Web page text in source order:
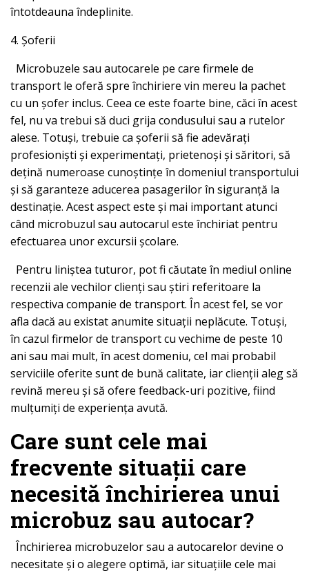
întotdeauna îndeplinite.
4. Șoferii
Microbuzele sau autocarele pe care firmele de
transport le oferă spre închiriere vin mereu la pachet
cu un șofer inclus. Ceea ce este foarte bine, căci în acest
fel, nu va trebui să duci grija condusului sau a rutelor
alese. Totuși, trebuie ca șoferii să fie adevărați
profesioniști și experimentați, prietenoși și săritori, să
dețină numeroase cunoștințe în domeniul transportului
și să garanteze aducerea pasagerilor în siguranță la
destinație. Acest aspect este și mai important atunci
când microbuzul sau autocarul este închiriat pentru
efectuarea unor excursii școlare.
Pentru liniștea tuturor, pot fi căutate în mediul online
recenzii ale vechilor clienți sau știri referitoare la
respectiva companie de transport. În acest fel, se vor
afla dacă au existat anumite situații neplăcute. Totuși,
în cazul firmelor de transport cu vechime de peste 10
ani sau mai mult, în acest domeniu, cel mai probabil
serviciile oferite sunt de bună calitate, iar clienții aleg să
revină mereu și să ofere feedback-uri pozitive, fiind
mulțumiți de experiența avută.
Care sunt cele mai
frecvente situații care
necesită închirierea unui
microbuz sau autocar?
Închirierea microbuzelor sau a autocarelor devine o
necesitate și o alegere optimă, iar situațiile cele mai